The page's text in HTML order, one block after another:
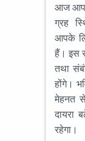
आज
ग्रह
आपके
हैं। इस
तथा
होंगे।
मेहनत से
दायरा
रहेगा।